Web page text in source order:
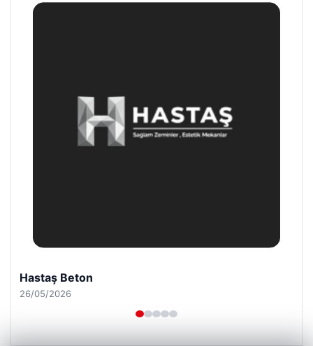
Hastaş Beton
26/05/2026